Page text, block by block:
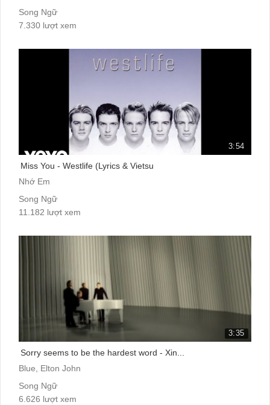
Song Ngữ
7.330 lượt xem
3:54
Miss You - Westlife (Lyrics & Vietsu
Nhớ Em
Song Ngữ
11.182 lượt xem
3:35
Sorry seems to be the hardest word - Xin...
Blue, Elton John
Song Ngữ
6.626 lượt xem